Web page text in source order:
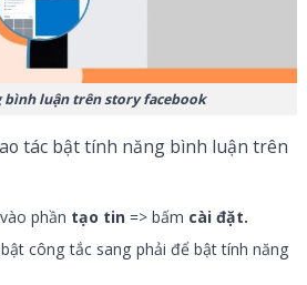
bình luận trên story facebook
tác bật tính năng bình luận trên
phần tạo tin => bấm cài đặt.
công tắc sang phải để bật tính năng